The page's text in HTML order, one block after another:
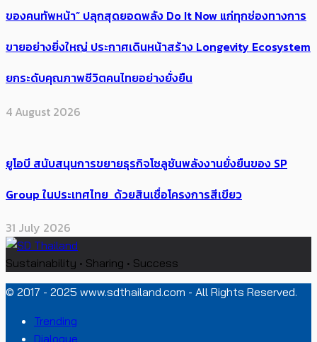
ของคนทัพหน้า” ปลุกสุดยอดพลัง Do It Now แก่ทุกช่องทางการ
ขายอย่างยิ่งใหญ่ ประกาศเดินหน้าสร้าง Longevity Ecosystem
ยกระดับคุณภาพชีวิตคนไทยอย่างยั่งยืน
4 August 2026
ยูโอบี สนับสนุนการขยายธุรกิจโซลูชันพลังงานยั่งยืนของ SP
Group ในประเทศไทย ด้วยสินเชื่อโครงการสีเขียว
31 July 2026
Sustainability • Sharing • Success
© 2017 - 2025 www.sdthailand.com - All Rights Reserved.
Trending
Dialogue